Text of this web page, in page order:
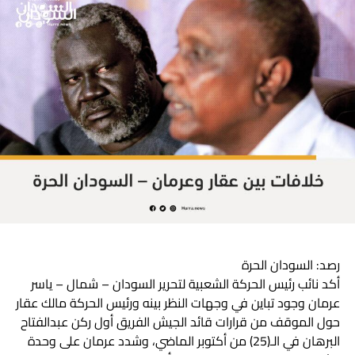
هوية بعض سكان الإقليم. وتمسك ترك برفضهم تمرير أتفاق
شرق السودان وتابع قائلاً “قصة استعمار جديد عبر أتفاق جوبا
وفرض نائب الرئيس لرأيه بإيحاء من قبل مني مناوي ومحمد
حسن نحن جاهزين لمواجهة هذا الأمر”.
رصد: السودان الحرة
أكد نائب رئيس الحركة الشعبية لتحرير السودان – شمال – ياسر
عرمان وجود تباين في وجهات النظر بينه ورئيس الحركة مالك عقار
حول الموقف من قرارات قائد الجيش الفريق أول ركن عبدالفتاح
البرهان في الـ(25) من أكتوبر الماضي، وشدد عرمان على وحدة